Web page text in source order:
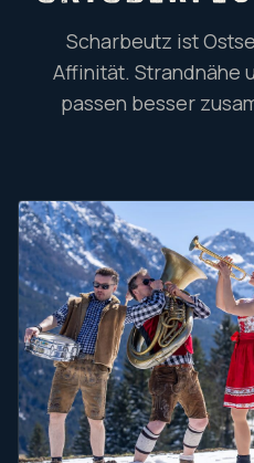
Scharbeutz ist
Affinität. Strandnähe
passen besser